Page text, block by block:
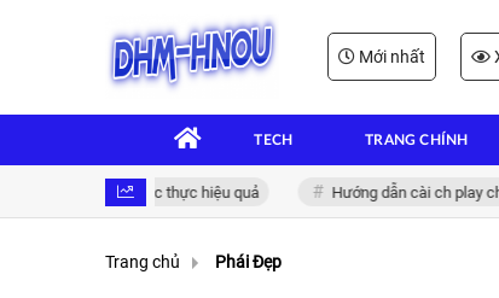
Mới nhất
TECH TRANG CHÍNH
Giải pháp xác thực hiệu quả Hướng dẫn cài ch play cho
Trang chủ Phái Đẹp